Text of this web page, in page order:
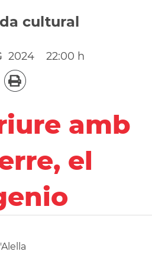
cultural
2024 22:00 h
amb
el